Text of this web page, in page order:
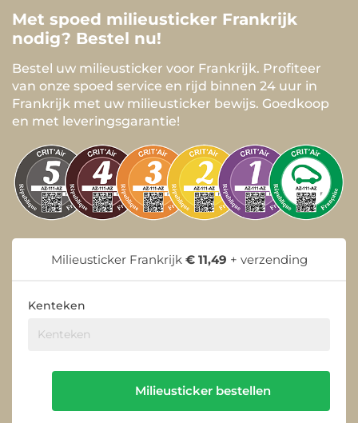
Met spoed milieusticker Frankrijk
nodig? Bestel nu!
Bestel uw milieusticker voor Frankrijk. Profiteer
van onze spoed service en rijd binnen 24 uur in
Frankrijk met uw milieusticker bewijs. Goedkoop
en met leveringsgarantie!
Milieusticker Frankrijk € 11,49 + verzending
Kenteken
Milieusticker bestellen